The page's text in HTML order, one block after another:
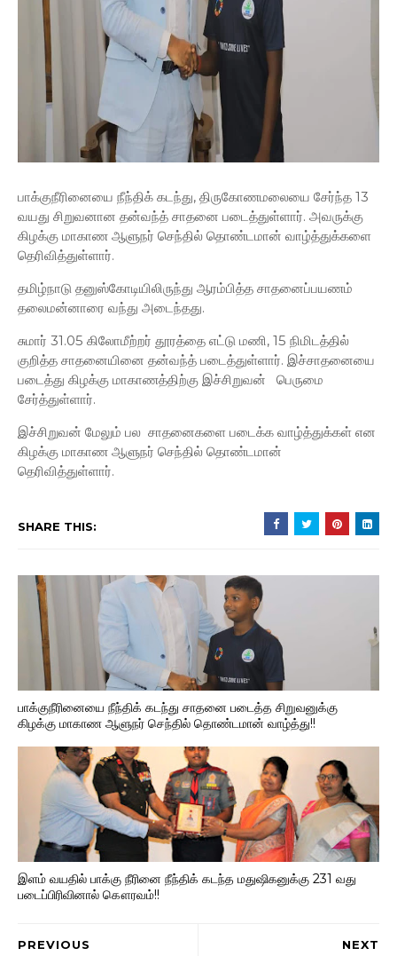
பாக்குநீரினையை நீந்திக் கடந்து, திருகோணமலையை சேர்ந்த 13
வயது சிறுவனான தன்வந்த் சாதனை படைத்துள்ளார். அவருக்கு
கிழக்கு மாகாண ஆளுநர் செந்தில் தொண்டமான் வாழ்த்துக்களை
தெரிவித்துள்ளார்.
தமிழ்நாடு தனுஸ்கோடியிலிருந்து ஆரம்பித்த சாதனைப்பயணம்
தலைமன்னாரை வந்து அடைந்தது.
சுமார் 31.05 கிலோமீற்றர் தூரத்தை எட்டு மணி, 15 நிமிடத்தில்
குறித்த சாதனையினை தன்வந்த் படைத்துள்ளார். இச்சாதனையை
படைத்து கிழக்கு மாகாணத்திற்கு இச்சிறுவன் பெருமை
சேர்த்துள்ளார்.
இச்சிறுவன் மேலும் பல சாதனைகளை படைக்க வாழ்த்துக்கள் என
கிழக்கு மாகாண ஆளுநர் செந்தில் தொண்டமான்
தெரிவித்துள்ளார்.
SHARE THIS:
பாக்குநீரினையை நீந்திக் கடந்து சாதனை படைத்த சிறுவனுக்கு
கிழக்கு மாகாண ஆளுநர் செந்தில் தொண்டமான் வாழ்த்து!!
இளம் வயதில் பாக்கு நீரினை நீந்திக் கடந்த மதுஷிகனுக்கு 231 வது
படைப்பிரிவினால் கௌரவம்!!
NEXT
PREVIOUS